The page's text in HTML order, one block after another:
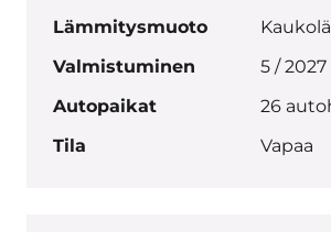
Lämmitysmuoto
Valmistuminen
5 / 2027
Autopaikat
26
Tila
Vapaa